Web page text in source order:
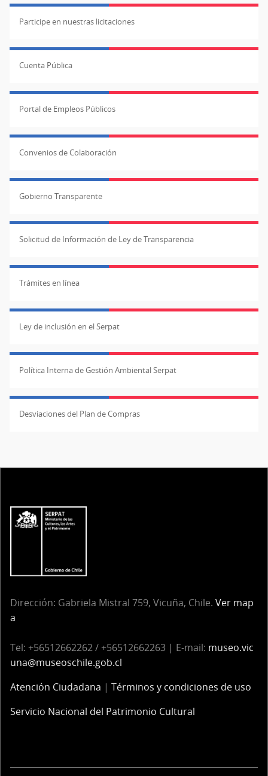
Participe en nuestras licitaciones
Cuenta Pública
Portal de Empleos Públicos
Convenios de Colaboración
Gobierno Transparente
Solicitud de Información de Ley de Transparencia
Trámites en línea
Ley de inclusión en el Serpat
Política Interna de Gestión Ambiental Serpat
Desviaciones del Plan de Compras
Dirección: Gabriela Mistral 759, Vicuña, Chile. Ver map
a
Tel: +56512662262 / +56512662263 | E-mail: museo.vic
una@museoschile.gob.cl
Atención Ciudadana | Términos y condiciones de uso
Servicio Nacional del Patrimonio Cultural